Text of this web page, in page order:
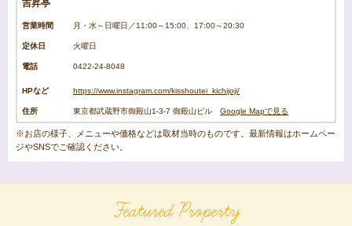
吉昇亭
営業時間 月・水～日曜日／11:00～15:00、17:00～20:30
定休日 火曜日
電話 0422-24-8048
HPなど https://www.instagram.com/kisshoutei_kichijoji/
住所 東京都武蔵野市御殿山1-3-7 御殿山ビル Google Mapで見る
※お店の様子、メニューや価格などは取材当時のものです。最新情報はホームペー
ジやSNSでご確認ください。
Featured Property